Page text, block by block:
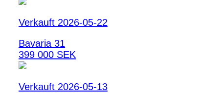
Verkauft 2026-05-22
Bavaria 31
399 000 SEK
Verkauft 2026-05-13